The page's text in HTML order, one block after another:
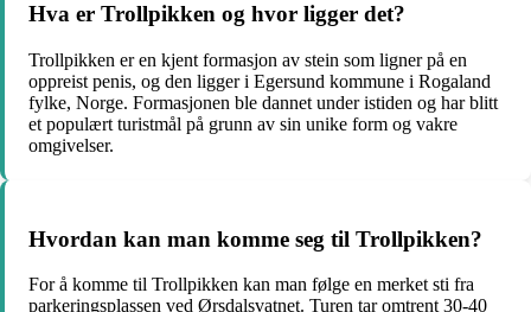
Hva er Trollpikken og hvor ligger det?
Trollpikken er en kjent formasjon av stein som ligner på en
oppreist penis, og den ligger i Egersund kommune i Rogaland
fylke, Norge. Formasjonen ble dannet under istiden og har blitt
et populært turistmål på grunn av sin unike form og vakre
omgivelser.
Hvordan kan man komme seg til Trollpikken?
For å komme til Trollpikken kan man følge en merket sti fra
parkeringsplassen ved Ørsdalsvatnet. Turen tar omtrent 30-40